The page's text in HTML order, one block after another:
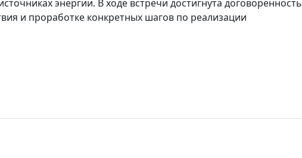
энергии. В ходе встречи достигнута договоренность
и проработке конкретных шагов по реализации